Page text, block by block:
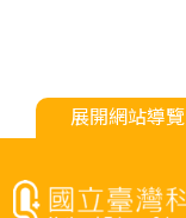
展開網站導覽